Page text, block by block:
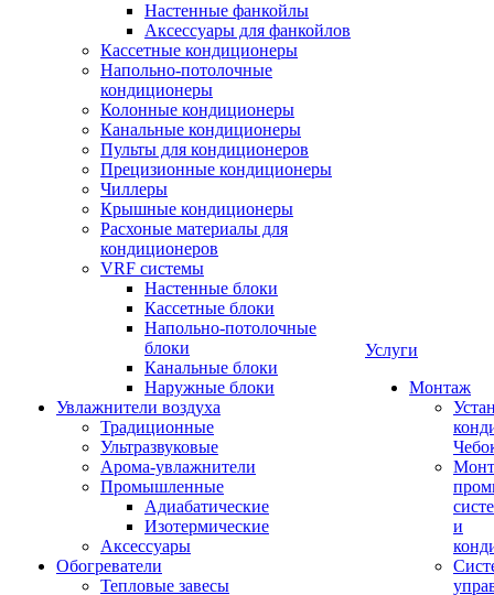
Настенные фанкойлы
Аксессуары для фанкойлов
Кассетные кондиционеры
Напольно-потолочные
кондиционеры
Колонные кондиционеры
Канальные кондиционеры
Пульты для кондиционеров
Прецизионные кондиционеры
Чиллеры
Крышные кондиционеры
Расхоные материалы для
кондиционеров
VRF системы
Настенные блоки
Кассетные блоки
Напольно-потолочные
блоки
Канальные блоки
Наружные блоки
Увлажнители воздуха
Традиционные
Ультразвуковые
Арома-увлажнители
Промышленныe
Адиабатические
Изотермические
Аксессуары
Обогреватели
Тепловые завесы
Услуги
Монтаж
и